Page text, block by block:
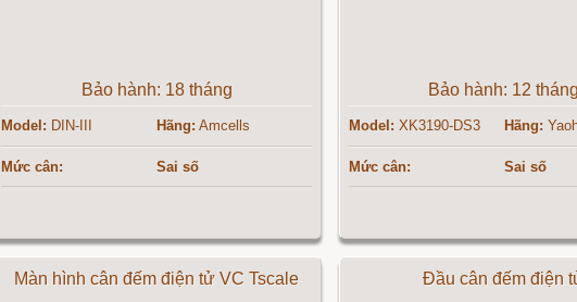
Bảo hành: 18 tháng
Model: DIN-III Hãng: Amcells
Mức cân: Sai số
Bảo hành: 12 tháng
Model: XK3190-DS3 Hãng:
Mức cân: Sai số
Màn hình cân đếm điện tử VC Tscale Đầu cân đếm điện